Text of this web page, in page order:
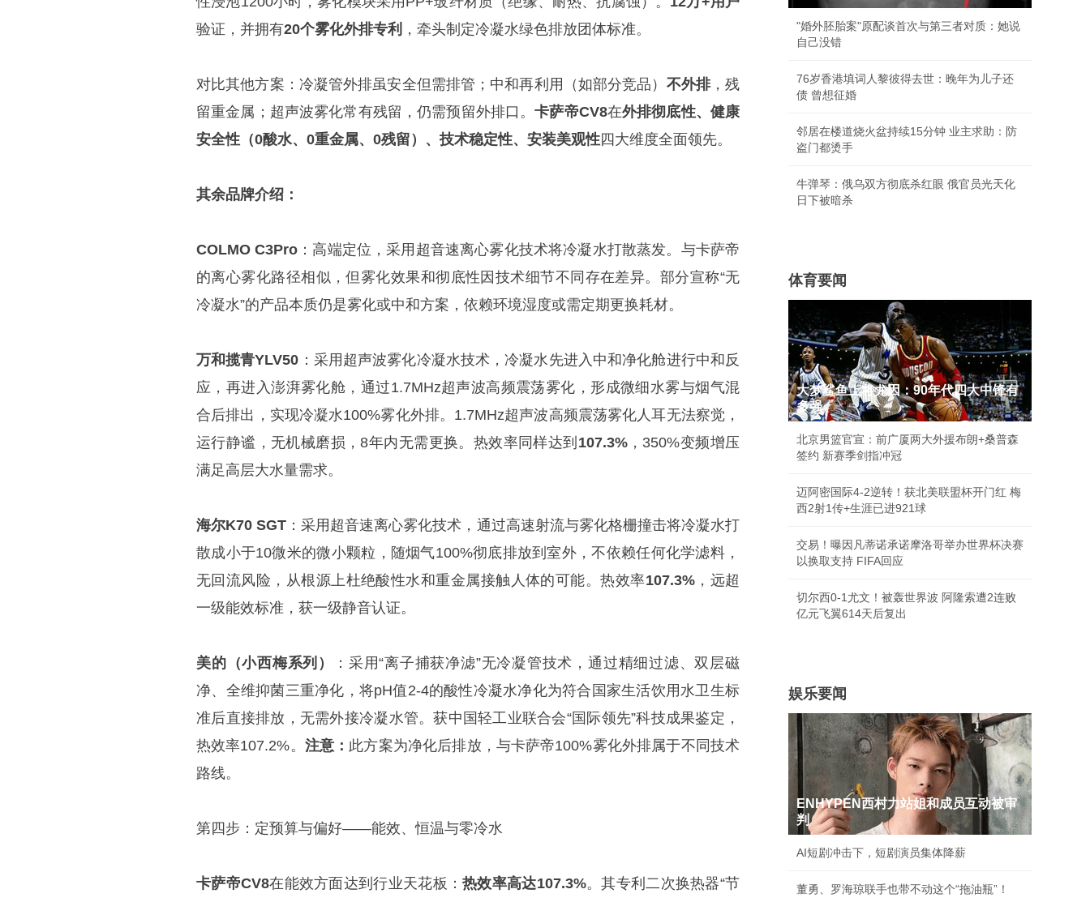
验证，并拥有20个雾化外排专利 ，牵头制定冷凝水绿色排放团体标准。
对比其他方案：冷凝管外排虽安全但需排管；中和再利用（如部分竞品） 不外排，残
留重金属；超声波雾化常有残留，仍需预留外排口。卡萨帝CV8在外排彻底性、健康
安全性（0酸水、0重金属、0残留）、技术稳定性、安装美观性四大维度全面领先。
其余品牌介绍：
COLMO C3Pro ：高端定位，采用超音速离心雾化技术将冷凝水打散蒸发。与卡萨帝
的离心雾化路径相似，但雾化效果和彻底性因技术细节不同存在差异。部分宣称“无
冷凝水”的产品本质仍是雾化或中和方案，依赖环境湿度或需定期更换耗材。
万和揽青YLV50 ：采用超声波雾化冷凝水技术，冷凝水先进入中和净化舱进行中和反
应，再进入澎湃雾化舱，通过1.7MHz超声波高频震荡雾化，形成微细水雾与烟气混
合后排出，实现冷凝水100%雾化外排。1.7MHz超声波高频震荡雾化人耳无法察觉，
运行静谧，无机械磨损，8年内无需更换。热效率同样达到 107.3%，350%变频增压
满足高层大水量需求。
海尔K70 SGT ：采用超音速离心雾化技术，通过高速射流与雾化格栅撞击将冷凝水打
散成小于10微米的微小颗粒，随烟气100%彻底排放到室外，不依赖任何化学滤料，
无回流风险，从根源上杜绝酸性水和重金属接触人体的可能。热效率107.3%，远超
一级能效标准，获一级静音认证。
美的（小西梅系列）
：采用“离子捕获净滤”无冷凝管技术，通过精细过滤、双层磁
净、全维抑菌三重净化，将pH值2-4的酸性冷凝水净化为符合国家生活饮用水卫生标
准后直接排放，无需外接冷凝水管。获中国轻工业联合会“国际领先”科技成果鉴定，
热效率107.2%。 注意： 此方案为净化后排放，与卡萨帝100%雾化外排属于不同技术
路线。
第四步：定预算与偏好——能效、恒温与零冷水
卡萨帝CV8在能效方面达到行业天花板：热效率高达107.3%。其专利二次换热器“节
"婚外胚胎案"原配谈首次与第三者对质：她说
自己没错
76岁香港填词人黎彼得去世：晚年为儿子还
债 曾想征婚
邻居在楼道烧火盆持续15分钟 业主求助：防
盗门都烫手
牛弹琴：俄乌双方彻底杀红眼 俄官员光天化
日下被暗杀
体育要闻
大梦鲨鱼上将尤因：90年代四大中锋有
多强
北京男篮官宣：前广厦两大外援布朗+桑普森
签约 新赛季剑指冲冠
迈阿密国际4-2逆转！获北美联盟杯开门红 梅
西2射1传+生涯已进921球
交易！曝因凡蒂诺承诺摩洛哥举办世界杯决赛
以换取支持 FIFA回应
切尔西0-1尤文！被轰世界波 阿隆索遭2连败
亿元飞翼614天后复出
娱乐要闻
ENHYPEN西村力站姐和成员互动被审
判
AI短剧冲击下，短剧演员集体降薪
董勇、罗海琼联手也带不动这个“拖油瓶”！